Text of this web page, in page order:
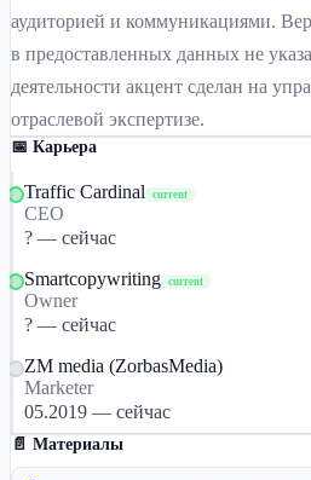
аудиторией и коммуникациями.
в предоставленных данных не
деятельности акцент сделан на
отраслевой экспертизе.
📅 Карьера
Traffic Cardinal current
CEO
? — сейчас
Smartcopywriting current
Owner
? — сейчас
ZM media (ZorbasMedia)
Marketer
05.2019 — сейчас
📄 Материалы